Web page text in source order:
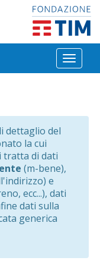
Toggle
dettaglio del
la cui
tratta di dati
(m-bene),
e
ecc...), dati
dati sulla
generica